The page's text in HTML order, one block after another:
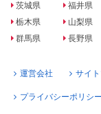
茨城県
栃木県
群馬県
福井県
山梨県
長野県
運営会社 サイ
プライバシーポリシー